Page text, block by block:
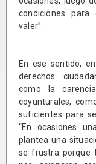
condiciones para
valer”.
En ese sentido,
derechos
como la
coyunturales,
suficientes para
“En ocasiones
plantea una
se frustra porque